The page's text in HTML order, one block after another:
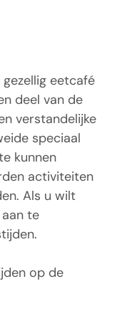
eetcafé
deel van de
verstandelijke
speciaal
kunnen
activiteiten
Als u wilt
te
op de